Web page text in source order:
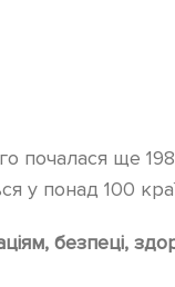
почалася ще
у понад 100
безпеці,